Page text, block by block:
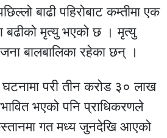
बाढी पहिरोबाट कम्तीमा एक
बढीको मृत्यु भएको छ । मृत्यु
बालबालिका रहेका छन् ।
घटनामा परी तीन करोड ३० लाख
भएको पनि प्राधिकरणले
गत मध्य जुनदेखि आएको